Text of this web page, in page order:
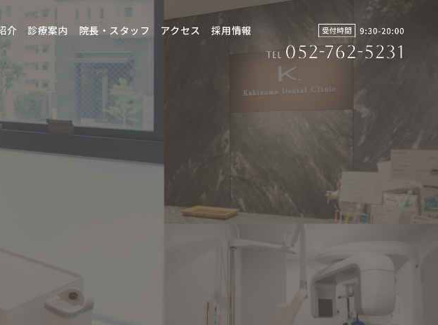
介 診療案内 院長・スタッフ アクセス 採用情報